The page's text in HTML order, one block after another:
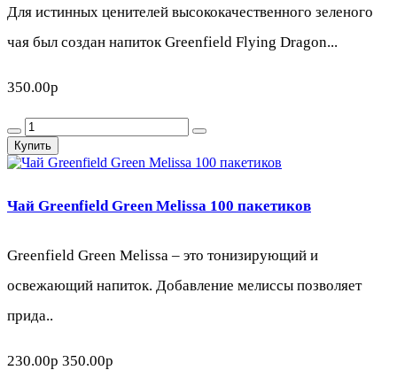
Для истинных ценителей высококачественного зеленого
чая был создан напиток Greenfield Flying Dragon...
350.00р
Купить
Чай Greenfield Green Melissa 100 пакетиков
Greenfield Green Melissa – это тонизирующий и
освежающий напиток. Добавление мелиссы позволяет
прида..
230.00р 350.00р